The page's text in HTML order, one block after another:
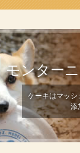
モンターニ
ケーキはマッシ
添